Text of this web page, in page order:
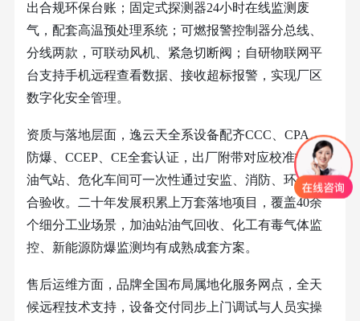
出合规环保台账；固定式探测器24小时在线监测废
气，配套高温预处理系统；可燃报警控制器分总线、
分线两款，可联动风机、紧急切断阀；自研物联网平
台支持手机远程查看数据、接收超标报警，实现厂区
数字化安全管理。
资质与落地层面，逸云天全系设备配齐CCC、CPA、
防爆、CCEP、CE全套认证，出厂附带对应校准报告，
油气站、危化车间可一次性通过安监、消防、环保联
合验收。二十年发展积累上万套落地项目，覆盖40余
个细分工业场景，加油站油气回收、化工有毒气体监
控、新能源防爆监测均有成熟成套方案。
售后运维方面，品牌全国布局属地化服务网点，全天
候远程技术支持，设备交付同步上门调试与人员实操